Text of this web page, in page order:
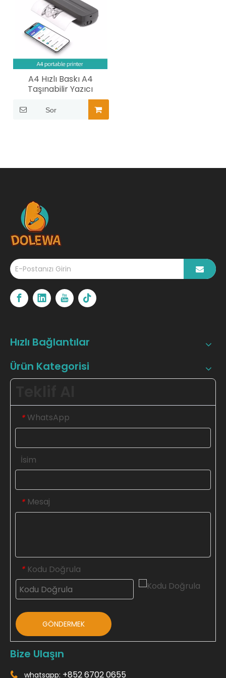
A4 Hızlı Baskı A4
Taşınabilir Yazıcı
Sor
Hızlı Bağlantılar
Ürün Kategorisi
* WhatsApp
İsim
* Mesaj
* Kodu Doğrula
GÖNDERMEK
Bize Ulaşın
 whatsapp: +852 6702 0655